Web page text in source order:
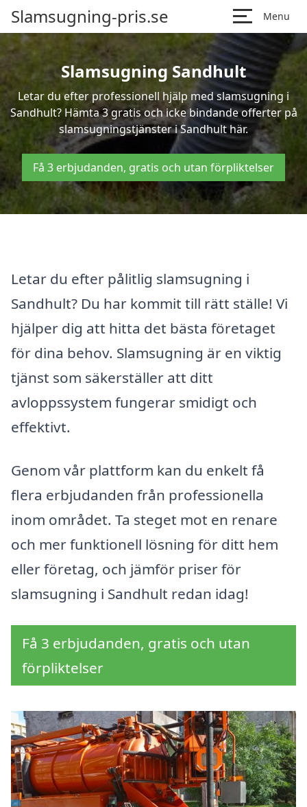
Slamsugning-pris.se Menu
Slamsugning Sandhult
Letar du efter professionell hjälp med slamsugning i
Sandhult? Hämta 3 gratis och icke bindande offerter på
slamsugningstjänster i Sandhult här.
Få 3 erbjudanden, gratis och utan förpliktelser
Letar du efter pålitlig slamsugning i
Sandhult? Du har kommit till rätt ställe! Vi
hjälper dig att hitta det bästa företaget
för dina behov. Slamsugning är en viktig
tjänst som säkerställer att ditt
avloppssystem fungerar smidigt och
effektivt.
Genom vår plattform kan du enkelt få
flera erbjudanden från professionella
inom området. Ta steget mot en renare
och mer funktionell lösning för ditt hem
eller företag, och jämför priser för
slamsugning i Sandhult redan idag!
Få 3 erbjudanden, gratis och utan
förpliktelser